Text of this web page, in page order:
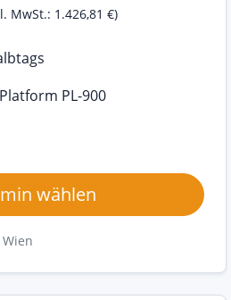
MwSt.: 1.426,81 €)
PL-900
wählen